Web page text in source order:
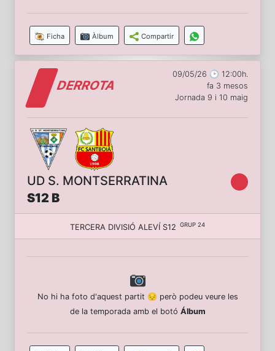
Ficha Àlbum Compartir
DERROTA
09/05/26 🕑 12:00h.
fa 3 mesos
Jornada 9 i 10 maig
UD S. MONTSERRATINA
S12 B
TERCERA DIVISIÓ ALEVÍ S12 GRUP 24
No hi ha foto d'aquest partit 😔 però podeu veure les
de la temporada amb el botó Álbum